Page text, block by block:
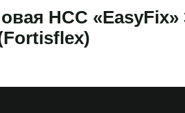
НСС «EasyFix»